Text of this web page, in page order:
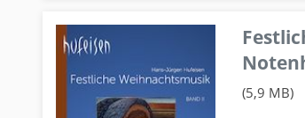
(5,9 MB)